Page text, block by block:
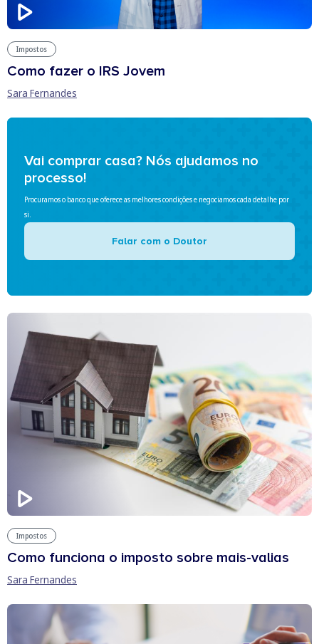
Impostos
Como fazer o IRS Jovem
Sara Fernandes
Vai comprar casa? Nós ajudamos no
processo!
Procuramos o banco que oferece as melhores condições e negociamos cada detalhe por
si.
Falar com o Doutor
Impostos
Como funciona o imposto sobre mais-valias
Sara Fernandes